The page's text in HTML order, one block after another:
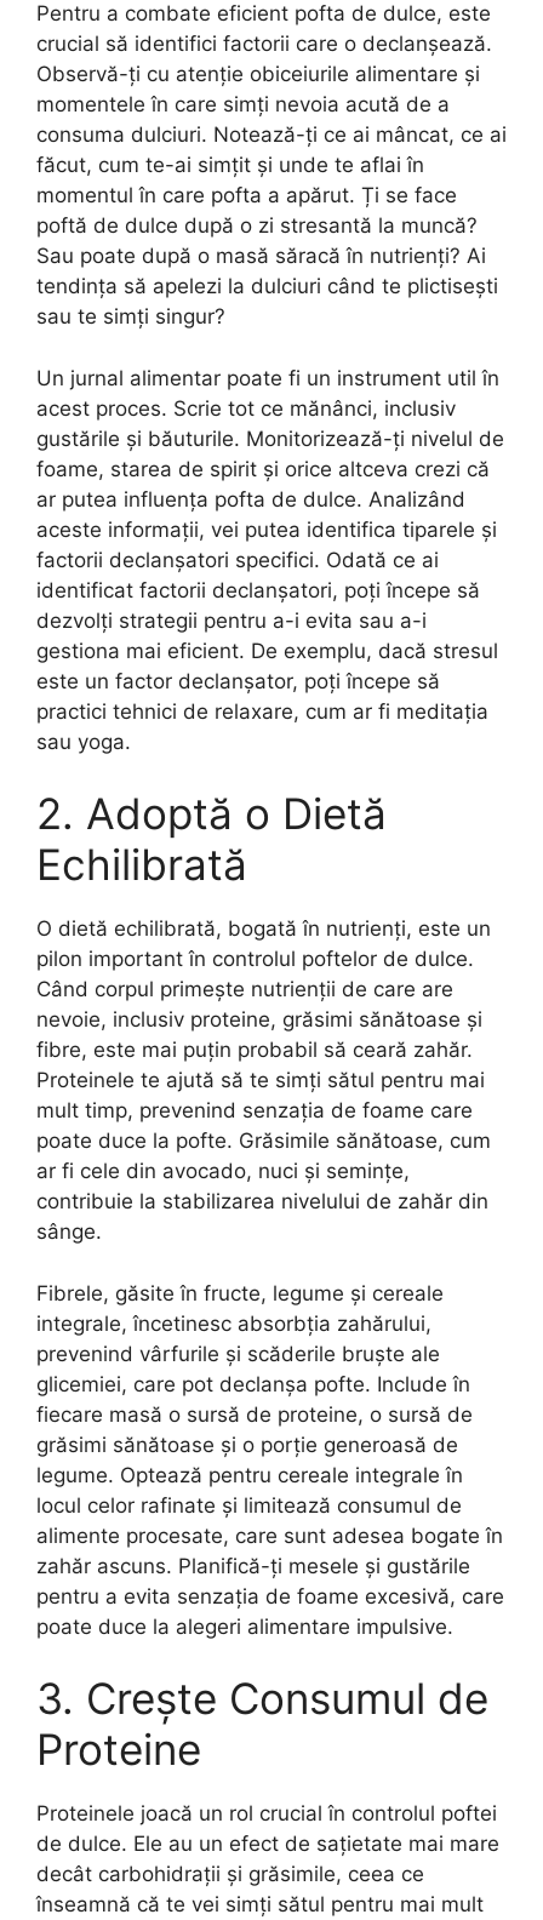
Pentru a combate eficient pofta de dulce, este
crucial să identifici factorii care o declanșează.
Observă-ți cu atenție obiceiurile alimentare și
momentele în care simți nevoia acută de a
consuma dulciuri. Notează-ți ce ai mâncat, ce ai
făcut, cum te-ai simțit și unde te aflai în
momentul în care pofta a apărut. Ți se face
poftă de dulce după o zi stresantă la muncă?
Sau poate după o masă săracă în nutrienți? Ai
tendința să apelezi la dulciuri când te plictisești
sau te simți singur?
Un jurnal alimentar poate fi un instrument util în
acest proces. Scrie tot ce mănânci, inclusiv
gustările și băuturile. Monitorizează-ți nivelul de
foame, starea de spirit și orice altceva crezi că
ar putea influența pofta de dulce. Analizând
aceste informații, vei putea identifica tiparele și
factorii declanșatori specifici. Odată ce ai
identificat factorii declanșatori, poți începe să
dezvolți strategii pentru a-i evita sau a-i
gestiona mai eficient. De exemplu, dacă stresul
este un factor declanșator, poți începe să
practici tehnici de relaxare, cum ar fi meditația
sau yoga.
2. Adoptă o Dietă
Echilibrată
O dietă echilibrată, bogată în nutrienți, este un
pilon important în controlul poftelor de dulce.
Când corpul primește nutrienții de care are
nevoie, inclusiv proteine, grăsimi sănătoase și
fibre, este mai puțin probabil să ceară zahăr.
Proteinele te ajută să te simți sătul pentru mai
mult timp, prevenind senzația de foame care
poate duce la pofte. Grăsimile sănătoase, cum
ar fi cele din avocado, nuci și semințe,
contribuie la stabilizarea nivelului de zahăr din
sânge.
Fibrele, găsite în fructe, legume și cereale
integrale, încetinesc absorbția zahărului,
prevenind vârfurile și scăderile bruște ale
glicemiei, care pot declanșa pofte. Include în
fiecare masă o sursă de proteine, o sursă de
grăsimi sănătoase și o porție generoasă de
legume. Optează pentru cereale integrale în
locul celor rafinate și limitează consumul de
alimente procesate, care sunt adesea bogate în
zahăr ascuns. Planifică-ți mesele și gustările
pentru a evita senzația de foame excesivă, care
poate duce la alegeri alimentare impulsive.
3. Crește Consumul de
Proteine
Proteinele joacă un rol crucial în controlul poftei
de dulce. Ele au un efect de sațietate mai mare
decât carbohidrații și grăsimile, ceea ce
înseamnă că te vei simți sătul pentru mai mult